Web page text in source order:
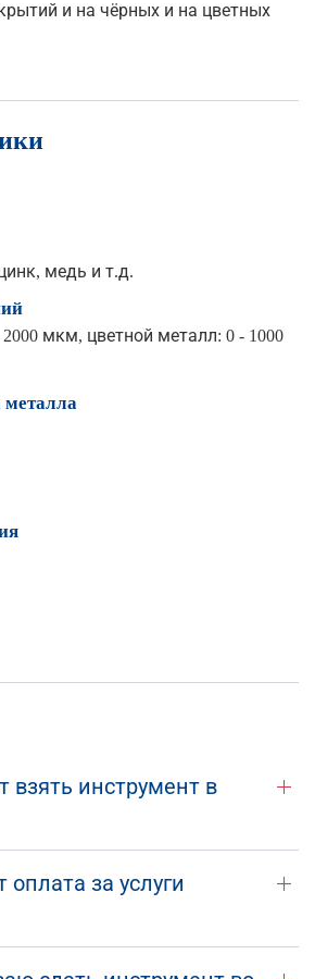
и на чёрных и на цветных
медь и т.д.
мкм, цветной металл: 0 - 1000
металла
взять инструмент в
оплата за услуги